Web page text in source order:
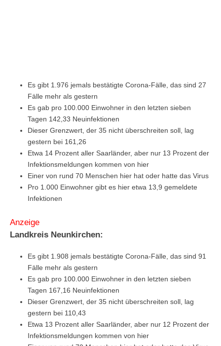
Es gibt 1.976 jemals bestätigte Corona-Fälle, das sind 27
Fälle mehr als gestern
Es gab pro 100.000 Einwohner in den letzten sieben
Tagen 142,33 Neuinfektionen
Dieser Grenzwert, der 35 nicht überschreiten soll, lag
gestern bei 161,26
Etwa 14 Prozent aller Saarländer, aber nur 13 Prozent der
Infektionsmeldungen kommen von hier
Einer von rund 70 Menschen hier hat oder hatte das Virus
Pro 1.000 Einwohner gibt es hier etwa 13,9 gemeldete
Infektionen
Anzeige
Landkreis Neunkirchen:
Es gibt 1.908 jemals bestätigte Corona-Fälle, das sind 91
Fälle mehr als gestern
Es gab pro 100.000 Einwohner in den letzten sieben
Tagen 167,16 Neuinfektionen
Dieser Grenzwert, der 35 nicht überschreiten soll, lag
gestern bei 110,43
Etwa 13 Prozent aller Saarländer, aber nur 12 Prozent der
Infektionsmeldungen kommen von hier